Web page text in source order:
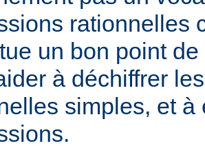
rationnelles
un bon point
à déchiffrer
simples, et à